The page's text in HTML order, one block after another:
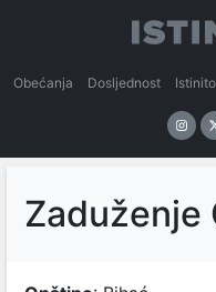
Obećanja Dosljednost
Zaduženje